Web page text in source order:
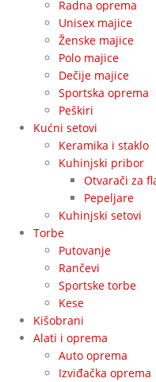
Radna oprema
Unisex majice
Ženske majice
Polo majice
Dečije majice
Sportska oprema
Peškiri
Kućni setovi
Keramika i staklo
Kuhinjski pribor
Otvarači za
Pepeljare
Kuhinjski setovi
Torbe
Putovanje
Rančevi
Sportske torbe
Kese
Kišobrani
Alati i oprema
Auto oprema
Izviđačka oprema